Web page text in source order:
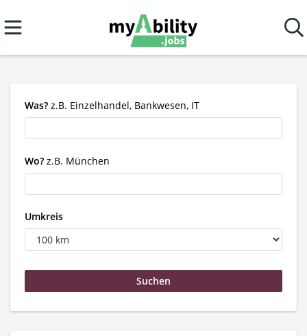
Was? z.B. Einzelhandel, Bankwesen, IT
Wo? z.B. München
Umkreis